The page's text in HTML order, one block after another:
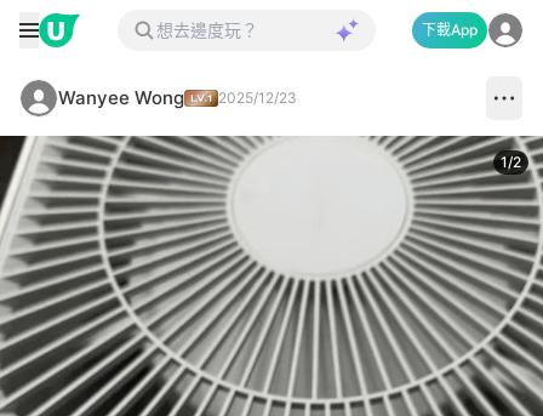
下載App
Wanyee Wong 2025/12/23
1/2